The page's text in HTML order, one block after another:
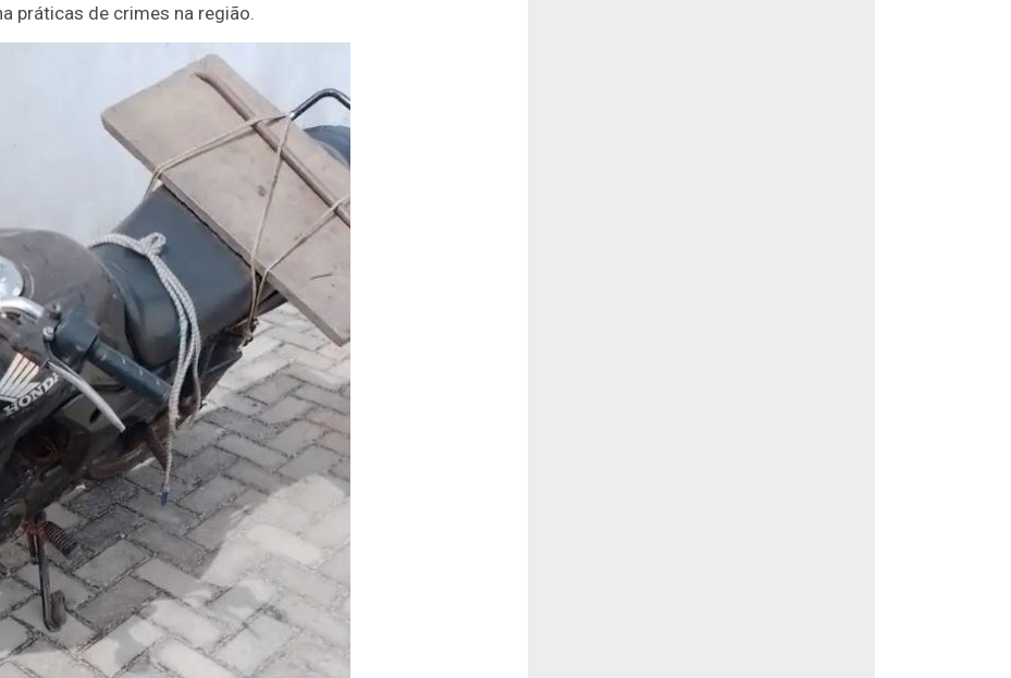
práticas de crimes na região.